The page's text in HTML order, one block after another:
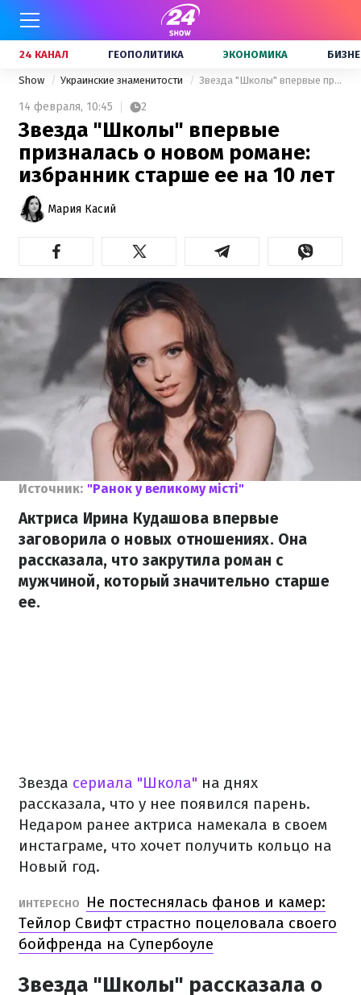
24 КАНАЛ ГЕОПОЛИТИКА ЭКОНОМИКА
Show Украинские знаменитости Звезда "Школы" впервые призналась о новом романе: избранник старше ее на 10 лет
14 февраля, 10:45 2
Звезда "Школы" впервые
призналась о новом романе:
избранник старше ее на 10 лет
Мария Касий
Источник: "Ранок у великому місті"
Актриса Ирина Кудашова впервые
заговорила о новых отношениях. Она
рассказала, что закрутила роман с
мужчиной, который значительно старше
ее.
Звезда сериала "Школа" на днях
рассказала, что у нее появился парень.
Недаром ранее актриса намекала в своем
инстаграме, что хочет получить кольцо на
Новый год.
ИНТЕРЕСНО
Не постеснялась фанов и камер:
Тейлор Свифт страстно поцеловала своего
бойфренда на Супербоуле
Звезда "Школы" рассказала о